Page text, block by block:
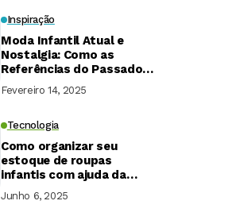
Inspiração
Moda Infantil Atual e
Nostalgia: Como as
Referências do Passado
Estão de Volta
Fevereiro 14, 2025
Tecnologia
Como organizar seu
estoque de roupas
infantis com ajuda da
tecnologia
Junho 6, 2025